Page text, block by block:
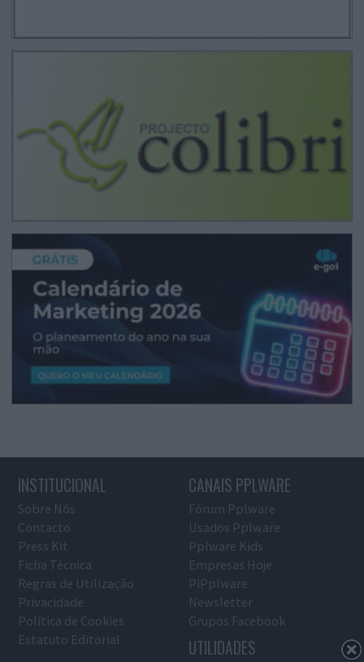
INSTITUCIONAL
Sobre Nós
Contacto
Press Kit
Ficha Técnica
Regras de Utilização
Privacidade
Política de Cookies
Estatuto Editorial
CANAIS PPLWARE
Fórum Pplware
Usados Pplware
Pplware Kids
Empresas Hoje
PiPplware
Newsletter
Grupos Facebook
UTILIDADES